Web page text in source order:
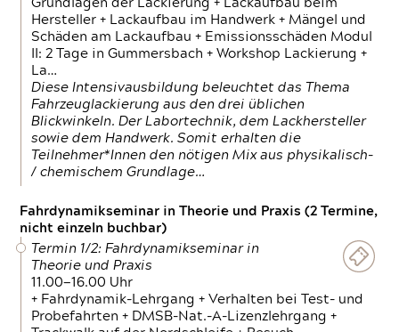
Grundlagen der Lackierung + Lackaufbau beim
Hersteller + Lackaufbau im Handwerk + Mängel und
Schäden am Lackaufbau + Emissionsschäden Modul
II: 2 Tage in Gummersbach + Workshop Lackierung +
La…
Diese Intensivausbildung beleuchtet das Thema
Fahrzeuglackierung aus den drei üblichen
Blickwinkeln. Der Labortechnik, dem Lackhersteller
sowie dem Handwerk. Somit erhalten die
Teilnehmer*Innen den nötigen Mix aus physikalisch-
/ chemischem Grundlage…
Fahrdynamikseminar in Theorie und Praxis (2 Termine,
nicht einzeln buchbar)
Termin 1/2: Fahrdynamikseminar in
Theorie und Praxis
11.00—16.00 Uhr
+ Fahrdynamik-Lehrgang + Verhalten bei Test- und
Probefahrten + DMSB-Nat.-A-Lizenzlehrgang +